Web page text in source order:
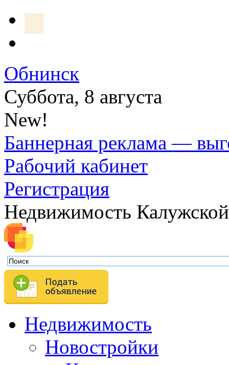
Обнинск
Суббота, 8 августа
New!
Баннерная реклама —
Рабочий кабинет
Регистрация
Недвижимость
Недвижимость
Новостройки